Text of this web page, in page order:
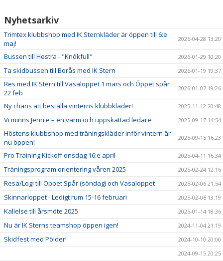
Nyhetsarkiv
Trimtex klubbshop med IK Sternkläder är öppen till 6:e
maj!
2026-04-28 13:20
Bussen till Hestra - "Knôkfull" 2026-01-29 10:20
Ta skidbussen till Borås med IK Stern 2026-01-19 19:37
Res med IK Stern till Vasaloppet 1 mars och Öppet spår
22 feb
2026-01-07 19:26
Ny chans att beställa vinterns klubbkläder! 2025-11-12 20:48
Vi minns Jennie – en varm och uppskattad ledare 2025-09-17 14:54
Höstens klubbshop med träningskläder inför vintern är
nu öppen!
2025-09-15 16:23
Pro Training Kickoff onsdag 16:e april 2025-04-11 16:34
Träningsprogram orientering våren 2025 2025-02-24 12:16
Resa/Logi till Öppet Spår (söndag) och Vasaloppet 2025-02-06 21:54
Skinnarloppet - Ledigt rum 15-16 februari 2025-02-06 13:19
Kallelse till årsmöte 2025 2025-01-14 18:36
Nu är IK Sterns teamshop öppen igen! 2024-11-04 21:19
Skidfest med Pölder!
2024-10-10 20:00
2024-09-15 20:25